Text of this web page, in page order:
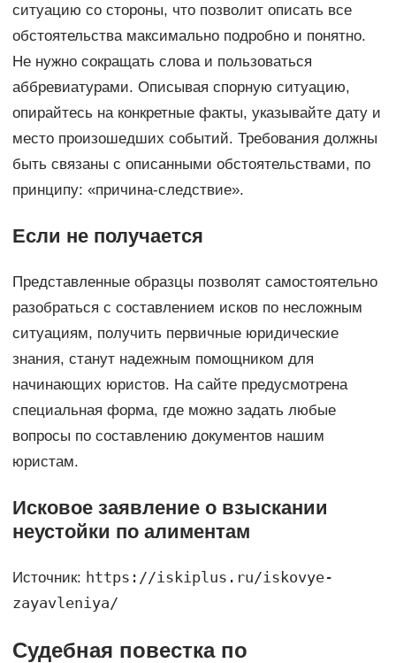
ситуацию со стороны, что позволит описать все
обстоятельства максимально подробно и понятно.
Не нужно сокращать слова и пользоваться
аббревиатурами. Описывая спорную ситуацию,
опирайтесь на конкретные факты, указывайте дату и
место произошедших событий. Требования должны
быть связаны с описанными обстоятельствами, по
принципу: «причина-следствие».
Если не получается
Представленные образцы позволят самостоятельно
разобраться с составлением исков по несложным
ситуациям, получить первичные юридические
знания, станут надежным помощником для
начинающих юристов. На сайте предусмотрена
специальная форма, где можно задать любые
вопросы по составлению документов нашим
юристам.
Исковое заявление о взыскании
неустойки по алиментам
Источник: https://iskiplus.ru/iskovye-
zayavleniya/
Судебная повестка по